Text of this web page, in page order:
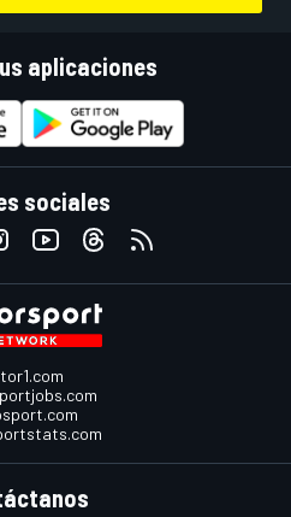
aplicaciones
sociales